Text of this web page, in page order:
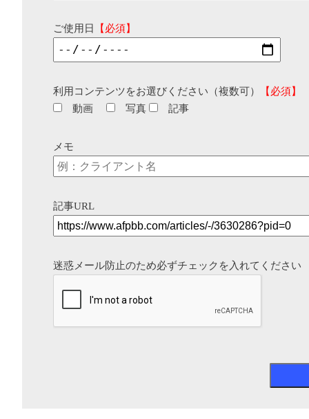
ご使用日 【必須】
利用コンテンツをお選びください（複数可）
【必須】
動画
写真 記事
メモ
記事URL
迷惑メール防止のため必ずチェックを入れてください